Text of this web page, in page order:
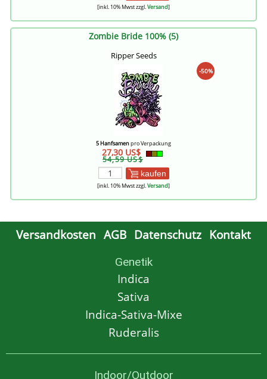
[inkl. 10% Mwst zzgl.Versand]
Zombie Bride 100% (5)
Ripper Seeds
-50%
5 Hanfsamenpro Verpackung
27,30 US$
54,59 US$
kaufen
[inkl. 10% Mwst zzgl.Versand]
Versandkosten AGB Datenschutz Kontakt
Genetik
Indica
Sativa
Indica-Sativa-Mixe
Ruderalis
Indoor/Outdoor